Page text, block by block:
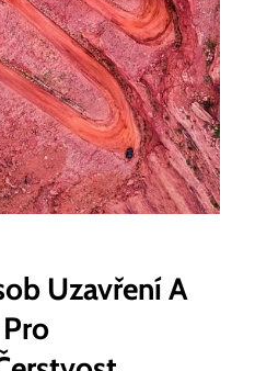
Uzavření A